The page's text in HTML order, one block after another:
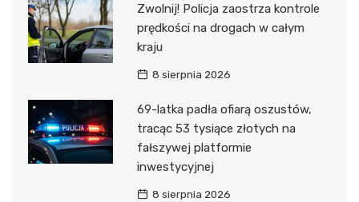
Zwolnij! Policja zaostrza kontrole
prędkości na drogach w całym
kraju
8 sierpnia 2026
69-latka padła ofiarą oszustów,
tracąc 53 tysiące złotych na
fałszywej platformie
inwestycyjnej
8 sierpnia 2026